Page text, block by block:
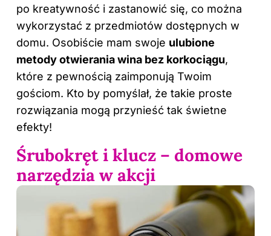
po kreatywność i zastanowić się, co można
wykorzystać z przedmiotów dostępnych w
domu. Osobiście mam swoje ulubione
metody otwierania wina bez korkociągu,
które z pewnością zaimponują Twoim
gościom. Kto by pomyślał, że takie proste
rozwiązania mogą przynieść tak świetne
efekty!
Śrubokręt i klucz – domowe
narzędzia w akcji